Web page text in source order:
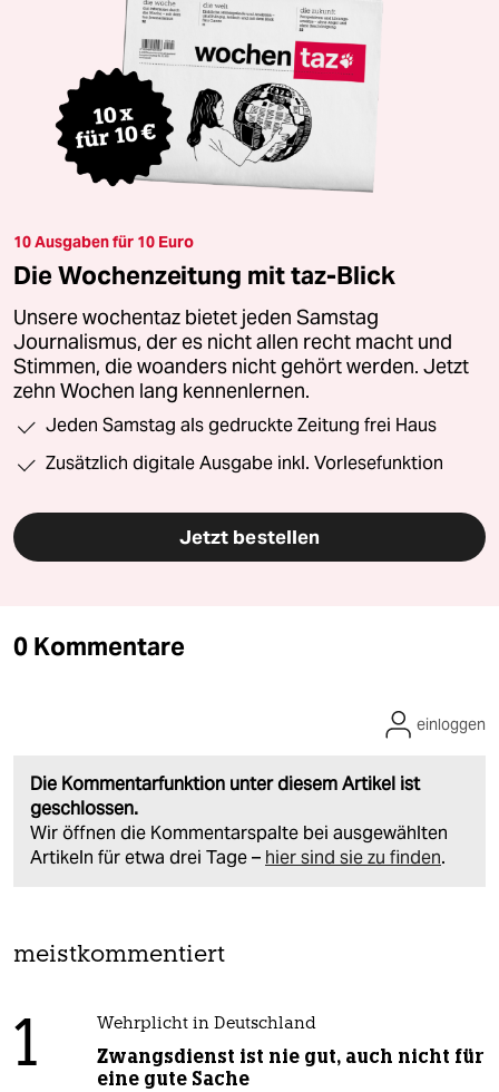
10 Ausgaben für 10 Euro
Die Wochenzeitung mit taz-Blick
Unsere wochentaz bietet jeden Samstag
Journalismus, der es nicht allen recht macht und
Stimmen, die woanders nicht gehört werden. Jetzt
zehn Wochen lang kennenlernen.
Jeden Samstag als gedruckte Zeitung frei Haus
Zusätzlich digitale Ausgabe inkl. Vorlesefunktion
Jetzt bestellen
0 Kommentare
Die Kommentarfunktion unter diesem Artikel ist
geschlossen.
Wir öffnen die Kommentarspalte bei ausgewählten
Artikeln für etwa drei Tage – hier sind sie zu finden.
einloggen
meistkommentiert
1 Wehrplicht in Deutschland
Zwangsdienst ist nie gut, auch nicht für
eine gute Sache